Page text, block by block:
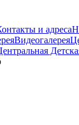
и адреса
Видеогалерея